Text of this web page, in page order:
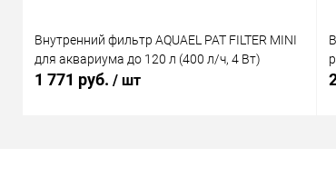
Внутренний фильтр AQUAEL PAT FILTER MINI
для аквариума до 120 л (400 л/ч, 4 Вт)
1 771 руб. / шт